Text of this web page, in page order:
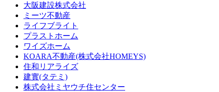
大阪建設株式会社
ミーツ不動産
ライフブライト
プラストホーム
ワイズホーム
KOARA不動産(株式会社HOMEYS)
住和リアライズ
建實(タテミ)
株式会社ミヤウチ住センター